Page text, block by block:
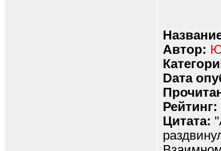
Автор:
Dата
Рейтинг:
Цитата: